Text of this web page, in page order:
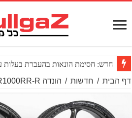
חדש: חסימת הונאות בהעברת בעלות
דף הבית / חדשות / הונדה CBR1000RR-R – כעת גם גלגלי קרבון